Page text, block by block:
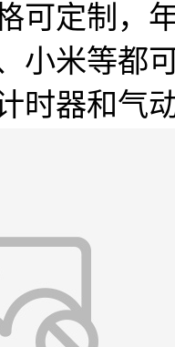
可定制，
小米等都
时器和气